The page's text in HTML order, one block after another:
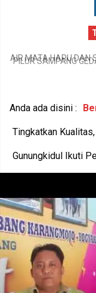
PILUR SAMPANG
Anda ada disini :
Tingkatkan
Gunungkidul Ikuti